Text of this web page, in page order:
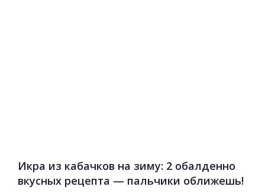
Икра из кабачков на зиму: 2 обалденно
вкусных рецепта — пальчики оближешь!